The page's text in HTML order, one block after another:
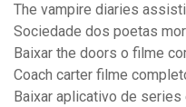
The vampire diaries
Sociedade dos poetas
Baixar the doors o filme
Coach carter filme
Baixar aplicativo de